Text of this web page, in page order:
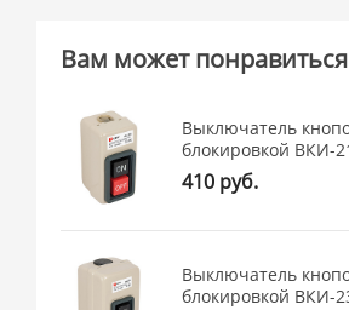
Вам может понравиться
Выключатель
блокировкой ВКИ-
410 руб.
Выключатель
блокировкой ВКИ-